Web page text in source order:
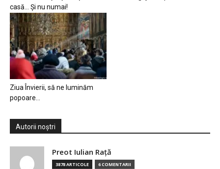
casă… Și nu numai!
Ziua Învierii, să ne luminăm
popoare…
Autorii noștri
Preot Iulian Raţă
3878 ARTICOLE 6 COMENTARII